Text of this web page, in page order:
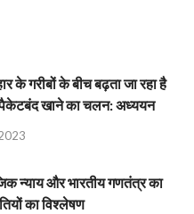
के गरीबों के बीच बढ़ता जा रहा है
पैकेटबंद खाने का चलन: अध्ययन
न्याय और भारतीय गणतंत्र का
का विश्लेषण